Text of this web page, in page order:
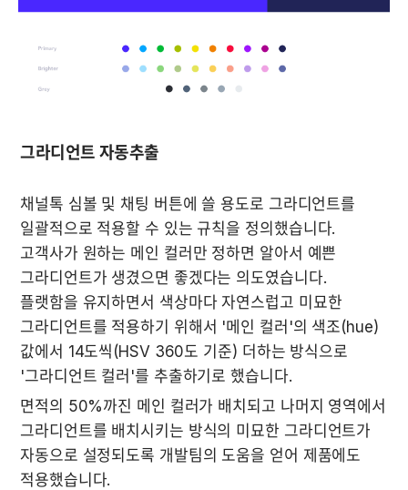
그라디언트 자동추출
채널톡 심볼 및 채팅 버튼에 쓸 용도로 그라디언트를
일괄적으로 적용할 수 있는 규칙을 정의했습니다.
고객사가 원하는 메인 컬러만 정하면 알아서 예쁜
그라디언트가 생겼으면 좋겠다는 의도였습니다.
플랫함을 유지하면서 색상마다 자연스럽고 미묘한
그라디언트를 적용하기 위해서 '메인 컬러'의 색조(hue)
값에서 14도씩(HSV 360도 기준) 더하는 방식으로
'그라디언트 컬러'를 추출하기로 했습니다.
면적의 50%까진 메인 컬러가 배치되고 나머지 영역에서
그라디언트를 배치시키는 방식의 미묘한 그라디언트가
자동으로 설정되도록 개발팀의 도움을 얻어 제품에도
적용했습니다.